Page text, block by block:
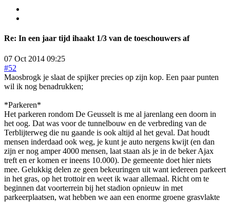
Re: In een jaar tijd ihaakt 1/3 van de toeschouwers af
07 Oct 2014 09:25
#52
Maosbrogk je slaat de spijker precies op zijn kop. Een paar punten
wil ik nog benadrukken;
*Parkeren*
Het parkeren rondom De Geusselt is me al jarenlang een doorn in
het oog. Dat was voor de tunnelbouw en de verbreding van de
Terblijterweg die nu gaande is ook altijd al het geval. Dat houdt
mensen inderdaad ook weg, je kunt je auto nergens kwijt (en dan
zijn er nog amper 4000 mensen, laat staan als je in de beker Ajax
treft en er komen er ineens 10.000). De gemeente doet hier niets
mee. Gelukkig delen ze geen bekeuringen uit want iedereen parkeert
in het gras, op het trottoir en weet ik waar allemaal. Richt om te
beginnen dat voorterrein bij het stadion opnieuw in met
parkeerplaatsen, wat hebben we aan een enorme groene grasvlakte